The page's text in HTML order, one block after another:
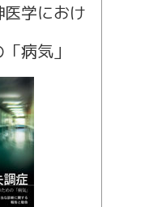
学におけ
「病気」